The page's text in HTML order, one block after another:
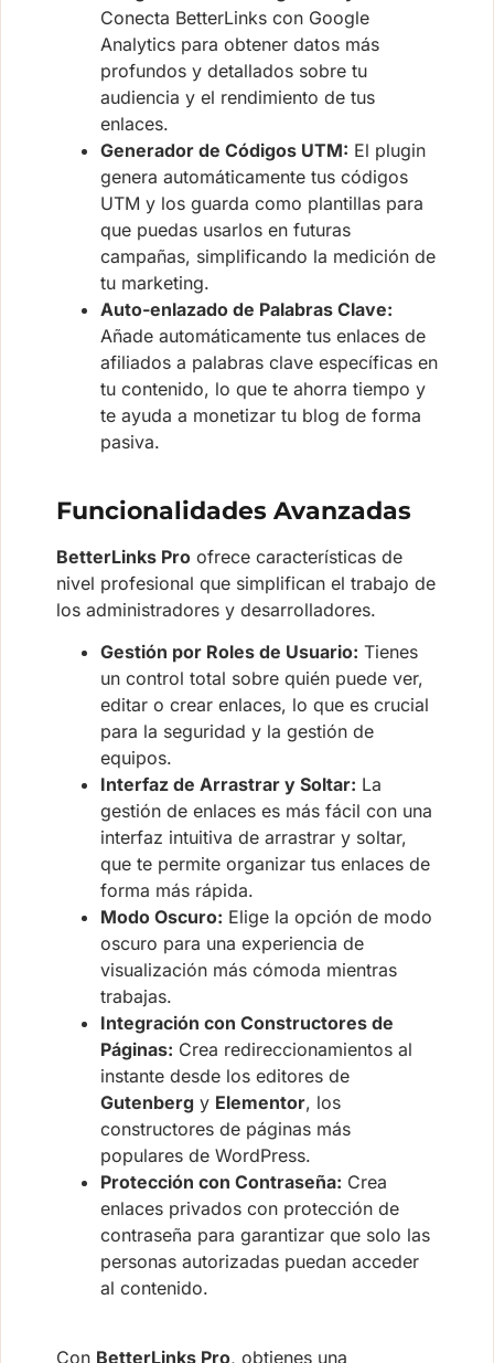
Conecta BetterLinks con Google
Analytics para obtener datos más
profundos y detallados sobre tu
audiencia y el rendimiento de tus
enlaces.
Generador de Códigos UTM: El plugin
genera automáticamente tus códigos
UTM y los guarda como plantillas para
que puedas usarlos en futuras
campañas, simplificando la medición de
tu marketing.
Auto-enlazado de Palabras Clave:
Añade automáticamente tus enlaces de
afiliados a palabras clave específicas en
tu contenido, lo que te ahorra tiempo y
te ayuda a monetizar tu blog de forma
pasiva.
Funcionalidades Avanzadas
BetterLinks Pro ofrece características de
nivel profesional que simplifican el trabajo de
los administradores y desarrolladores.
Gestión por Roles de Usuario: Tienes
un control total sobre quién puede ver,
editar o crear enlaces, lo que es crucial
para la seguridad y la gestión de
equipos.
Interfaz de Arrastrar y Soltar: La
gestión de enlaces es más fácil con una
interfaz intuitiva de arrastrar y soltar,
que te permite organizar tus enlaces de
forma más rápida.
Modo Oscuro: Elige la opción de modo
oscuro para una experiencia de
visualización más cómoda mientras
trabajas.
Integración con Constructores de
Páginas: Crea redireccionamientos al
instante desde los editores de
Gutenberg y Elementor, los
constructores de páginas más
populares de WordPress.
Protección con Contraseña: Crea
enlaces privados con protección de
contraseña para garantizar que solo las
personas autorizadas puedan acceder
al contenido.
Con BetterLinks Pro, obtienes una